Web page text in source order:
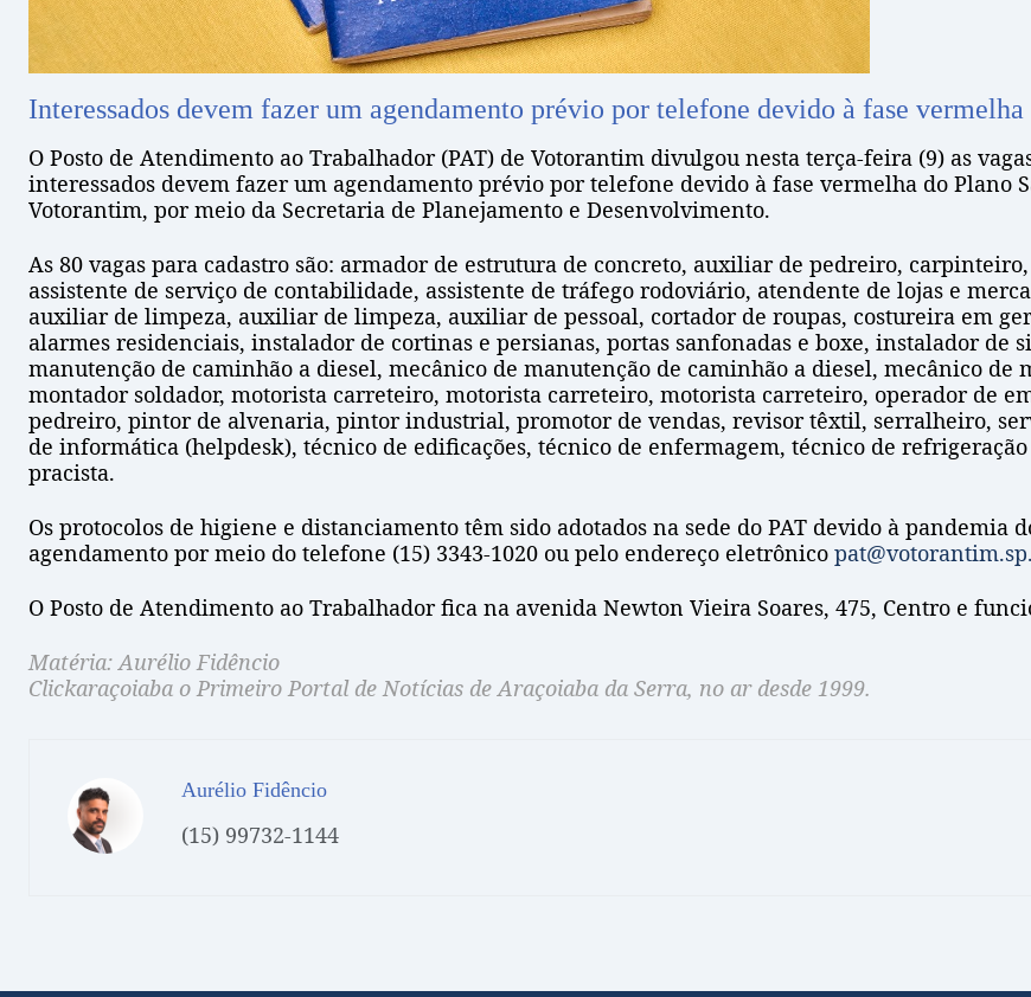
Interessados devem fazer um agendamento prévio por telefone devido à fase vermelha
O Posto de Atendimento ao Trabalhador (PAT) de Votorantim divulgou nesta terça-feira (9) as
interessados devem fazer um agendamento prévio por telefone devido à fase vermelha do Plano
Votorantim, por meio da Secretaria de Planejamento e Desenvolvimento.
As 80 vagas para cadastro são: armador de estrutura de concreto, auxiliar de pedreiro,
assistente de serviço de contabilidade, assistente de tráfego rodoviário, atendente de lojas e
auxiliar de limpeza, auxiliar de limpeza, auxiliar de pessoal, cortador de roupas, costureira em
alarmes residenciais, instalador de cortinas e persianas, portas sanfonadas e boxe, instalador de
manutenção de caminhão a diesel, mecânico de manutenção de caminhão a diesel, mecânico de
montador soldador, motorista carreteiro, motorista carreteiro, motorista carreteiro, operador de
pedreiro, pintor de alvenaria, pintor industrial, promotor de vendas, revisor têxtil, serralheiro,
de informática (helpdesk), técnico de edificações, técnico de enfermagem, técnico de
pracista.
Os protocolos de higiene e distanciamento têm sido adotados na sede do PAT devido à pandemia
agendamento por meio do telefone (15) 3343-1020 ou pelo endereço eletrônico
O Posto de Atendimento ao Trabalhador fica na avenida Newton Vieira Soares, 475, Centro e
Matéria: Aurélio Fidêncio
Clickaraçoiaba o Primeiro Portal de Notícias de Araçoiaba da Serra, no ar desde 1999.
Aurélio Fidêncio
(15) 99732-1144